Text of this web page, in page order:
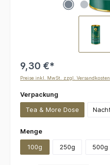
9,30 €*
Preise inkl. MwSt. zzgl. Versandkosten
Verpackung
Tea & More Dose
Mengeauswählen
100g 250g 500g